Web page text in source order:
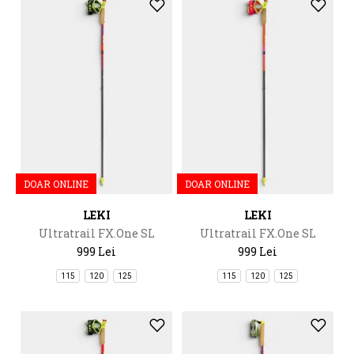
DOAR ONLINE
LEKI
Ultratrail FX.One SL
999 Lei
115 120 125
DOAR ONLINE
LEKI
Ultratrail FX.One SL
999 Lei
115 120 125